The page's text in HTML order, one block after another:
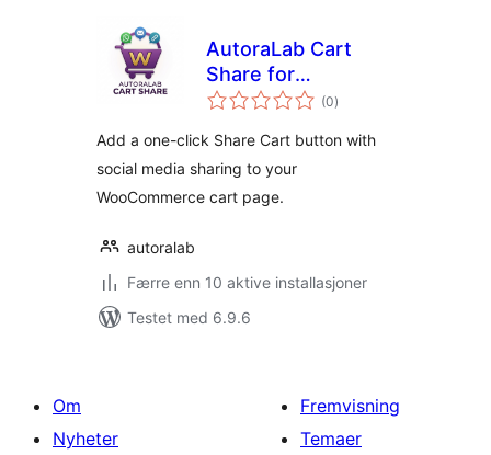
AutoraLab Cart
Share for
WooCommerce
(0totale
vurderinger
)
Add a one-click Share Cart button with
social media sharing to your
WooCommerce cart page.
autoralab
Færre enn 10 aktive installasjoner
Testet med 6.9.6
Om
Nyheter
Fremvisning
Temaer